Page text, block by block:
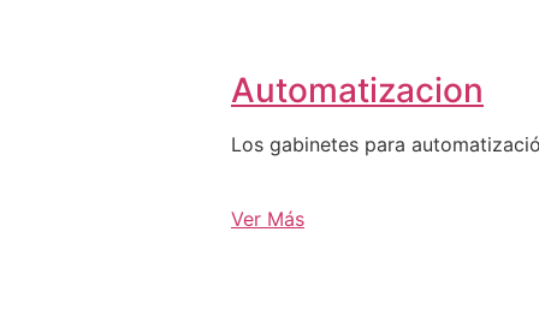
Automatizacion
Los gabinetes para
Ver Más